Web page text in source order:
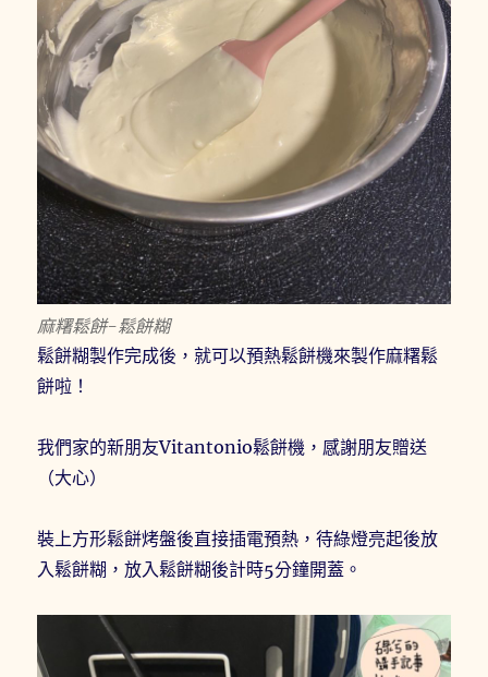
麻糬鬆餅-鬆餅糊
鬆餅糊製作完成後，就可以預熱鬆餅機來製作麻糬鬆
餅啦！
我們家的新朋友Vitantonio鬆餅機，感謝朋友贈送
（大心）
裝上方形鬆餅烤盤後直接插電預熱，待綠燈亮起後放
入鬆餅糊，放入鬆餅糊後計時5分鐘開蓋。